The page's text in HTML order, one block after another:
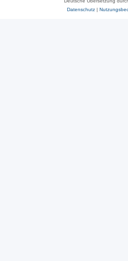
Datenschutz|